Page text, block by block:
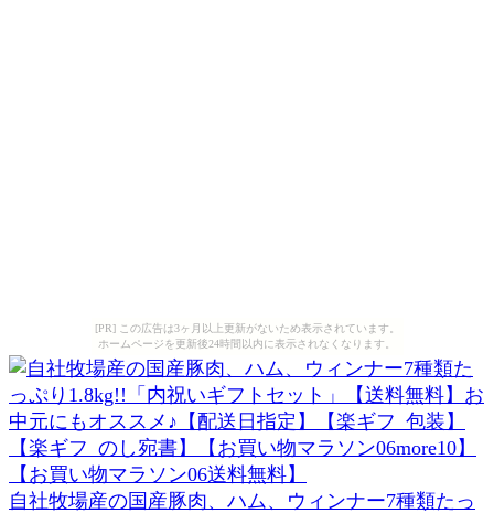
[PR] この広告は3ヶ月以上更新がないため表示されています。
ホームページを更新後24時間以内に表示されなくなります。
自社牧場産の国産豚肉、ハム、ウィンナー7種類たっ